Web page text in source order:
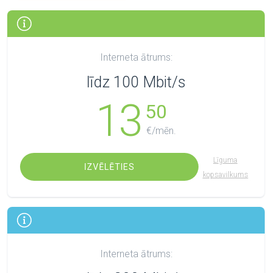
Interneta ātrums:
līdz 100 Mbit/s
13 50
€/mēn.
IZVĒLĒTIES
Līguma
kopsavilkums
Interneta ātrums: